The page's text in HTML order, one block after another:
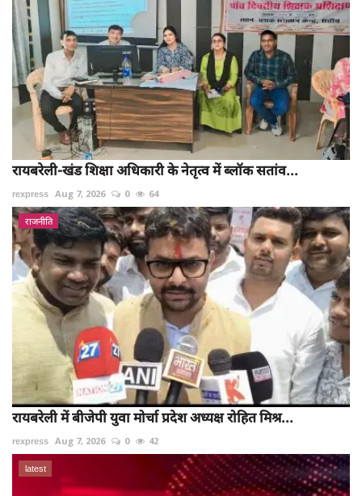
रायबरेली-खंड शिक्षा अधिकारी के नेतृत्व में ब्लॉक सतांव...
rexpress Aug 7, 2026 0 64
राजनीति
रायबरेली में बीजेपी युवा मोर्चा प्रदेश अध्यक्ष रोहित मिश्र...
rexpress Aug 7, 2026 0 42
latest